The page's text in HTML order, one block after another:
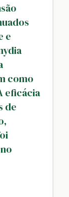
e
como
eficácia
de